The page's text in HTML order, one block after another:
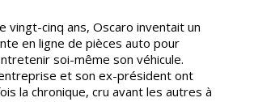
vingt-cinq ans, Oscaro inventait un
en ligne de pièces auto pour
soi-même son véhicule.
et son ex-président ont
la chronique, cru avant les autres à